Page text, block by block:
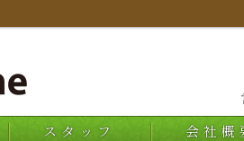
スタッフ 会社概